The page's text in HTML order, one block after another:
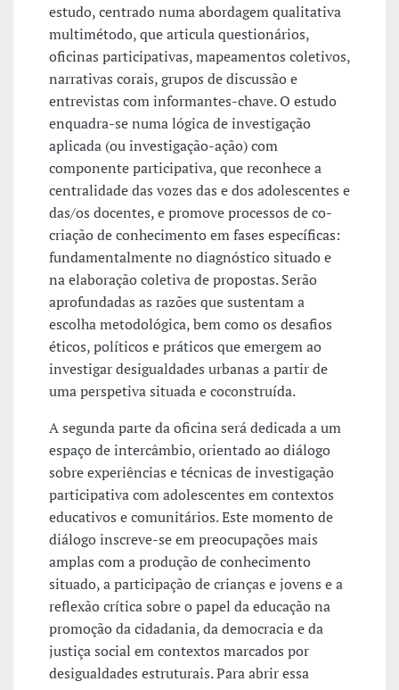
estudo, centrado numa abordagem qualitativa
multimétodo, que articula questionários,
oficinas participativas, mapeamentos coletivos,
narrativas corais, grupos de discussão e
entrevistas com informantes-chave. O estudo
enquadra-se numa lógica de investigação
aplicada (ou investigação-ação) com
componente participativa, que reconhece a
centralidade das vozes das e dos adolescentes e
das/os docentes, e promove processos de co-
criação de conhecimento em fases específicas:
fundamentalmente no diagnóstico situado e
na elaboração coletiva de propostas. Serão
aprofundadas as razões que sustentam a
escolha metodológica, bem como os desafios
éticos, políticos e práticos que emergem ao
investigar desigualdades urbanas a partir de
uma perspetiva situada e coconstruída.
A segunda parte da oficina será dedicada a um
espaço de intercâmbio, orientado ao diálogo
sobre experiências e técnicas de investigação
participativa com adolescentes em contextos
educativos e comunitários. Este momento de
diálogo inscreve-se em preocupações mais
amplas com a produção de conhecimento
situado, a participação de crianças e jovens e a
reflexão crítica sobre o papel da educação na
promoção da cidadania, da democracia e da
justiça social em contextos marcados por
desigualdades estruturais. Para abrir essa